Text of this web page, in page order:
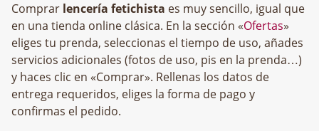
Comprar lencería fetichista es muy sencillo, igual que
en una tienda online clásica. En la sección «Ofertas»
eliges tu prenda, seleccionas el tiempo de uso, añades
servicios adicionales (fotos de uso, pis en la prenda…)
y haces clic en «Comprar». Rellenas los datos de
entrega requeridos, eliges la forma de pago y
confirmas el pedido.